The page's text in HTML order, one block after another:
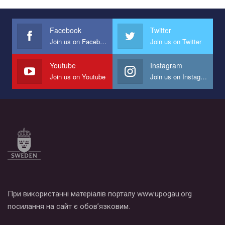
Facebook
Join us on Facebook
Twitter
Join us on Twitter
Youtube
Join us on Youtube
Instagram
Join us on Instagram
При використанні матеріалів порталу www.upogau.org
посилання на сайт є обов’язковим.